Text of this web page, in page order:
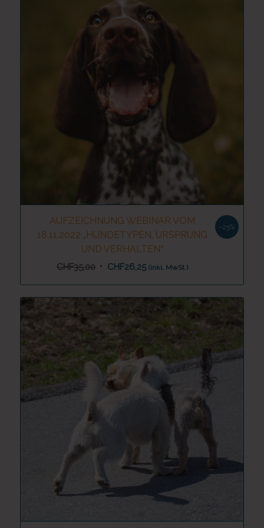
5.00
AUFZEICHNUNG WEBINAR VOM
18.11.2022 „HUNDETYPEN, URSPRUNG
UND VERHALTEN“
CHF35,00 Ursprünglicher
CHF35,00
CHF26,25Aktueller
CHF26,25.
(inkl. MwSt.)
-25%